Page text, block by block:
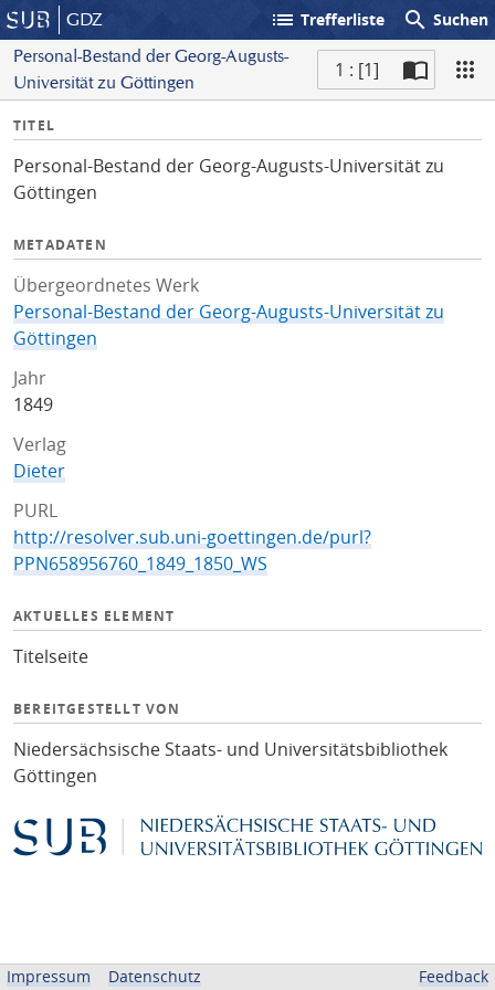
GDZ list Trefferliste search Suchen
Personal-Bestand der Georg-Augusts-
Universität zu Göttingen
1 : [1]
I
f
o
TITEL
Personal-Bestand der Georg-Augusts-Universität zu
Göttingen
METADATEN
Übergeordnetes Werk
Personal-Bestand der Georg-Augusts-Universität zu
Göttingen
Jahr
1849
Verlag
Dieter
PURL
http://resolver.sub.uni-goettingen.de/purl?
PPN658956760_1849_1850_WS
AKTUELLES ELEMENT
Titelseite
BEREITGESTELLT VON
Niedersächsische Staats- und Universitätsbibliothek
Göttingen
Impressum Datenschutz Feedback